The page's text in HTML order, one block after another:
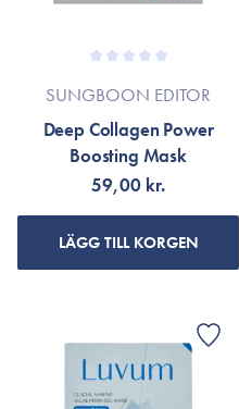
SUNGBOON EDITOR
Deep Collagen Power
Boosting Mask
59,00 kr.
LÄGG TILL KORGEN